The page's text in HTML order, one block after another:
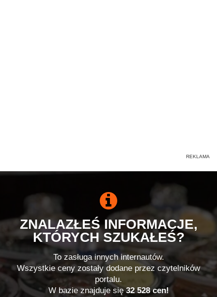
ZNALAZŁEŚ INFORMACJE,
KTÓRYCH SZUKAŁEŚ?
To zasługa innych internautów.
Wszystkie ceny zostały dodane przez czytelników
portalu.
W bazie znajduje się32 528 cen!